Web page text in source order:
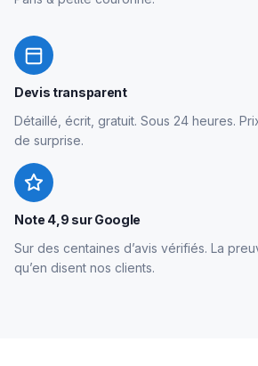
Devis transparent
Détaillé, écrit, gratuit. Sous 24 heures.
de surprise.
Note 4,9 sur Google
Sur des centaines d’avis vérifiés. La
qu’en disent nos clients.